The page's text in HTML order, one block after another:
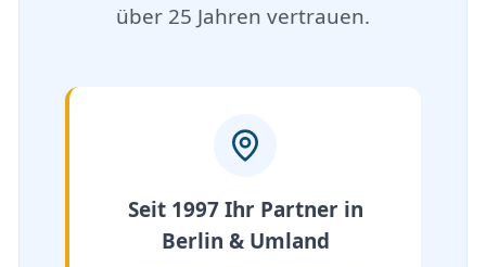
über 25 Jahren vertrauen.
Seit 1997 Ihr Partner in
Berlin & Umland